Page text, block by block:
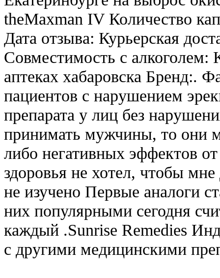
theMaxman IV Количество
Дата отзыва: Курьерская
Совместимость с алкоголем:
аптеках хабаровска Бренд:.
пациентов с нарушением
препарата у лиц без
принимать мужчины, то они
либо негативных эффектов
здоровья не хотел, чтобы
не изучено Первые аналоги
них популярными сегодня
каждый .Sunrise Remedies
с другими медицинскими